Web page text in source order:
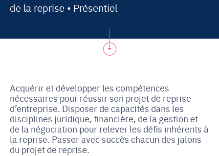
de la reprise • Présentiel
Acquérir et développer les compétences
nécessaires pour réussir son projet de reprise
d’entreprise. Disposer de capacités dans les
disciplines juridique, financière, de la gestion et
de la négociation pour relever les défis inhérents à
la reprise. Passer avec succès chacun des jalons
du projet de reprise.